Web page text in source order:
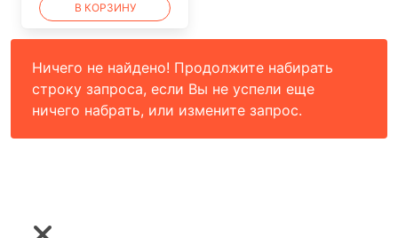
В КОРЗИНУ
Ничего не найдено! Продолжите набирать
строку запроса, если Вы не успели еще
ничего набрать, или измените запрос.